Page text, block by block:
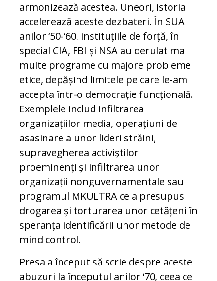
armonizează acestea. Uneori, istoria
accelerează aceste dezbateri. În SUA
anilor ‘50-‘60, instituțiile de forță, în
special CIA, FBI și NSA au derulat mai
multe programe cu majore probleme
etice, depășind limitele pe care le-am
accepta într-o democrație funcțională.
Exemplele includ infiltrarea
organizațiilor media, operațiuni de
asasinare a unor lideri străini,
supravegherea activiștilor
proeminenți și infiltrarea unor
organizații nonguvernamentale sau
programul MKULTRA ce a presupus
drogarea și torturarea unor cetățeni în
speranța identificării unor metode de
mind control.
Presa a început să scrie despre aceste
abuzuri la începutul anilor ‘70, ceea ce